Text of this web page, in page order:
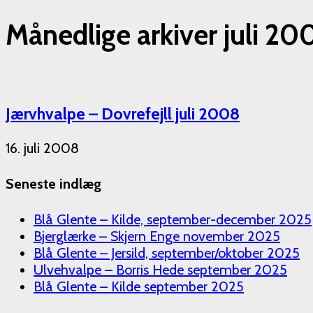
Månedlige arkiver juli
Jærvhvalpe – Dovrefejll juli 2008
16. juli 2008
Seneste indlæg
Blå Glente – Kilde, september-december 2025
Bjerglærke – Skjern Enge november 2025
Blå Glente – Jersild, september/oktober 2025
Ulvehvalpe – Borris Hede september 2025
Blå Glente – Kilde september 2025